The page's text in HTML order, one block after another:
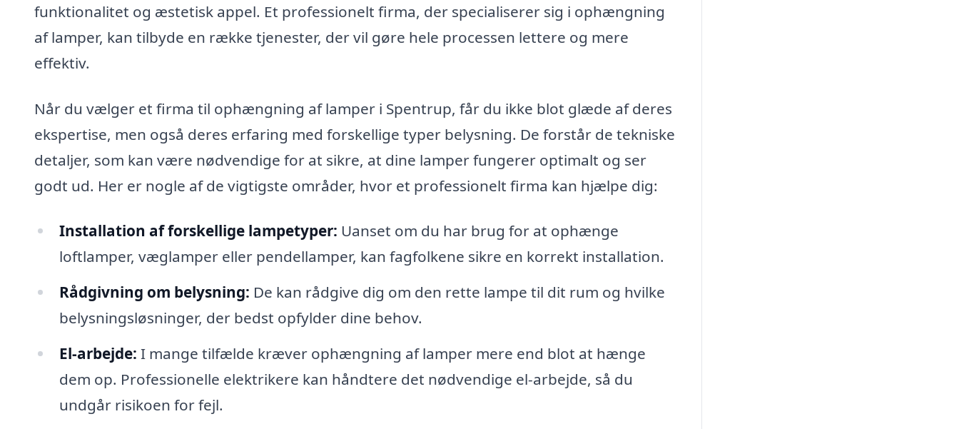
funktionalitet og æstetisk appel. Et professionelt firma, der specialiserer sig i ophængning
af lamper, kan tilbyde en række tjenester, der vil gøre hele processen lettere og mere
effektiv.
Når du vælger et firma til ophængning af lamper i Spentrup, får du ikke blot glæde af deres
ekspertise, men også deres erfaring med forskellige typer belysning. De forstår de tekniske
detaljer, som kan være nødvendige for at sikre, at dine lamper fungerer optimalt og ser
godt ud. Her er nogle af de vigtigste områder, hvor et professionelt firma kan hjælpe dig:
Installation af forskellige lampetyper: Uanset om du har brug for at ophænge
loftlamper, væglamper eller pendellamper, kan fagfolkene sikre en korrekt installation.
Rådgivning om belysning: De kan rådgive dig om den rette lampe til dit rum og hvilke
belysningsløsninger, der bedst opfylder dine behov.
El-arbejde: I mange tilfælde kræver ophængning af lamper mere end blot at hænge
dem op. Professionelle elektrikere kan håndtere det nødvendige el-arbejde, så du
undgår risikoen for fejl.